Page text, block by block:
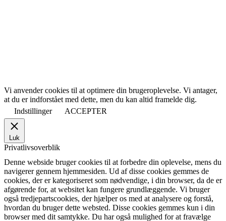
Vi anvender cookies til at optimere din brugeroplevelse. Vi antager,
at du er indforstået med dette, men du kan altid framelde dig.
Indstillinger
ACCEPTER
Luk
Privatlivsoverblik
Denne webside bruger cookies til at forbedre din oplevelse, mens du
navigerer gennem hjemmesiden. Ud af disse cookies gemmes de
cookies, der er kategoriseret som nødvendige, i din browser, da de er
afgørende for, at websitet kan fungere grundlæggende. Vi bruger
også tredjepartscookies, der hjælper os med at analysere og forstå,
hvordan du bruger dette websted. Disse cookies gemmes kun i din
browser med dit samtykke. Du har også mulighed for at fravælge